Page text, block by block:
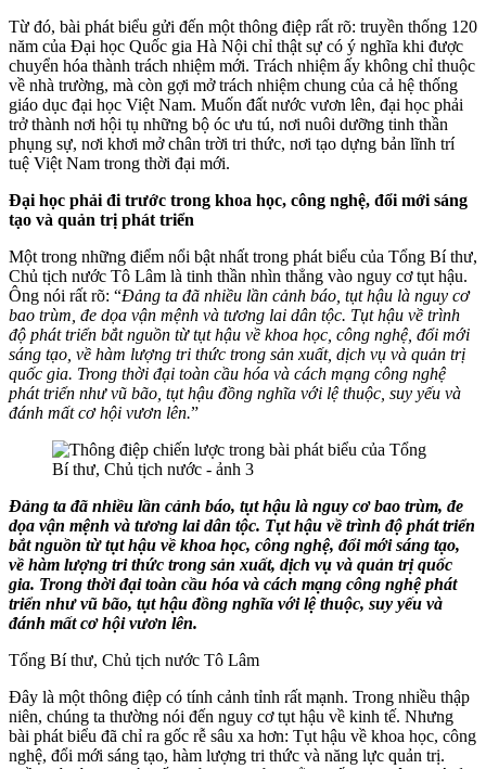
Từ đó, bài phát biểu gửi đến một thông điệp rất rõ: truyền thống 120
năm của Đại học Quốc gia Hà Nội chỉ thật sự có ý nghĩa khi được
chuyển hóa thành trách nhiệm mới. Trách nhiệm ấy không chỉ thuộc
về nhà trường, mà còn gợi mở trách nhiệm chung của cả hệ thống
giáo dục đại học Việt Nam. Muốn đất nước vươn lên, đại học phải
trở thành nơi hội tụ những bộ óc ưu tú, nơi nuôi dưỡng tinh thần
phụng sự, nơi khơi mở chân trời tri thức, nơi tạo dựng bản lĩnh trí
tuệ Việt Nam trong thời đại mới.
Đại học phải đi trước trong khoa học, công nghệ, đổi mới sáng
tạo và quản trị phát triển
Một trong những điểm nổi bật nhất trong phát biểu của Tổng Bí thư,
Chủ tịch nước Tô Lâm là tinh thần nhìn thẳng vào nguy cơ tụt hậu.
Ông nói rất rõ: “Đảng ta đã nhiều lần cảnh báo, tụt hậu là nguy cơ
bao trùm, đe dọa vận mệnh và tương lai dân tộc. Tụt hậu về trình
độ phát triển bắt nguồn từ tụt hậu về khoa học, công nghệ, đổi mới
sáng tạo, về hàm lượng tri thức trong sản xuất, dịch vụ và quản trị
quốc gia. Trong thời đại toàn cầu hóa và cách mạng công nghệ
phát triển như vũ bão, tụt hậu đồng nghĩa với lệ thuộc, suy yếu và
đánh mất cơ hội vươn lên.”
Đảng ta đã nhiều lần cảnh báo, tụt hậu là nguy cơ bao trùm, đe
dọa vận mệnh và tương lai dân tộc. Tụt hậu về trình độ phát triển
bắt nguồn từ tụt hậu về khoa học, công nghệ, đổi mới sáng tạo,
về hàm lượng tri thức trong sản xuất, dịch vụ và quản trị quốc
gia. Trong thời đại toàn cầu hóa và cách mạng công nghệ phát
triển như vũ bão, tụt hậu đồng nghĩa với lệ thuộc, suy yếu và
đánh mất cơ hội vươn lên.
Tổng Bí thư, Chủ tịch nước Tô Lâm
Đây là một thông điệp có tính cảnh tỉnh rất mạnh. Trong nhiều thập
niên, chúng ta thường nói đến nguy cơ tụt hậu về kinh tế. Nhưng
bài phát biểu đã chỉ ra gốc rễ sâu xa hơn: Tụt hậu về khoa học, công
nghệ, đổi mới sáng tạo, hàm lượng tri thức và năng lực quản trị.